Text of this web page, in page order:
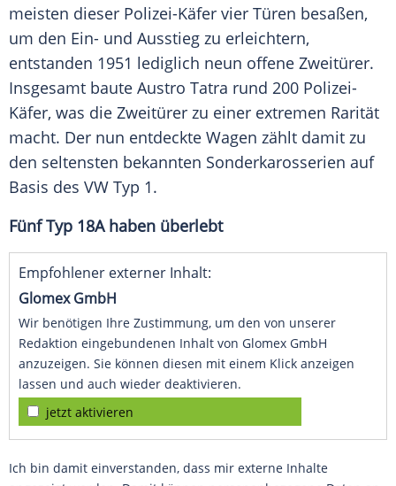
meisten dieser Polizei-Käfer vier Türen besaßen,
um den Ein- und Ausstieg zu erleichtern,
entstanden 1951 lediglich neun offene Zweitürer.
Insgesamt baute Austro Tatra rund 200 Polizei-
Käfer, was die Zweitürer zu einer extremen Rarität
macht. Der nun entdeckte Wagen zählt damit zu
den seltensten bekannten Sonderkarosserien auf
Basis des VW Typ 1.
Fünf Typ 18A haben überlebt
Empfohlener externer Inhalt:
Glomex GmbH
Wir benötigen Ihre Zustimmung, um den von unserer
Redaktion eingebundenen Inhalt von Glomex GmbH
anzuzeigen. Sie können diesen mit einem Klick anzeigen
lassen und auch wieder deaktivieren.
jetzt aktivieren
Ich bin damit einverstanden, dass mir externe Inhalte